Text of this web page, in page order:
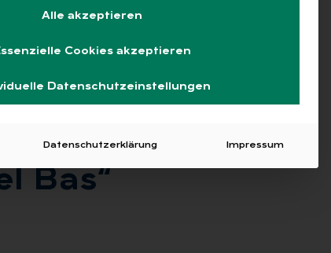
Bas“
Alle akzeptieren
Cookies akzeptieren
Datenschutzeinstellungen
Datenschutzerklärung Impressum